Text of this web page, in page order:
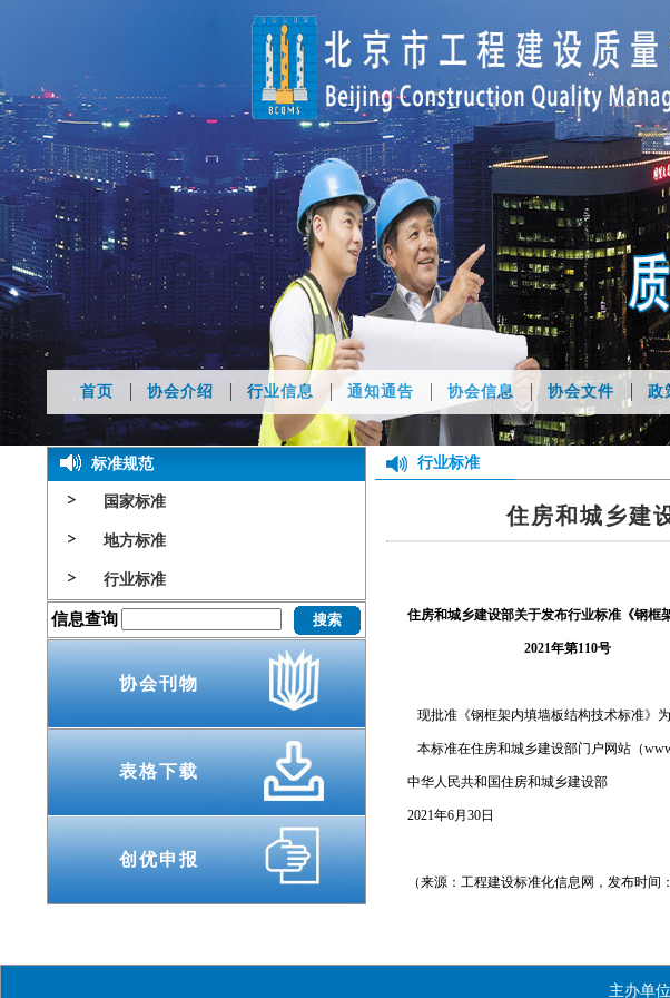
首页 协会介绍 行业信息 通知通告 协会信息 协会文件 政
标准规范
国家标准
地方标准
行业标准
信息查询
协会刊物
表格下载
创优申报
行业标准
住房和城乡建
住房和城乡建设部关于发布行业标准《钢框
2021年第110号
现批准《钢框架内填墙板结构技术标准》为
本标准在住房和城乡建设部门户网站（
中华人民共和国住房和城乡建设部
2021年6月30日
（来源：工程建设标准化信息网，发布时间
主办单